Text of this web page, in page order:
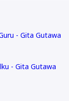
- Gita Gutawa
- Gita Gutawa